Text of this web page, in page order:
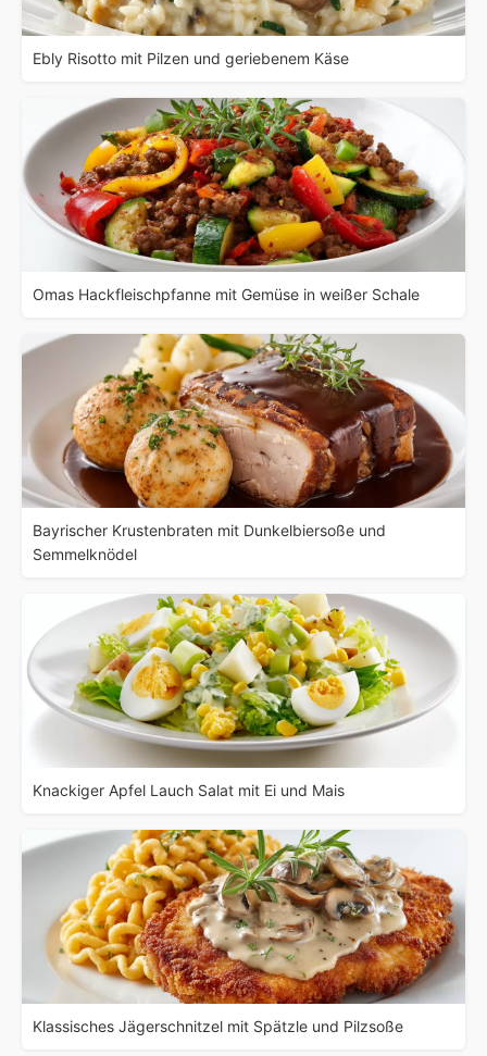
Ebly Risotto mit Pilzen und geriebenem Käse
Omas Hackfleischpfanne mit Gemüse in weißer Schale
Bayrischer Krustenbraten mit Dunkelbiersoße und
Semmelknödel
Knackiger Apfel Lauch Salat mit Ei und Mais
Klassisches Jägerschnitzel mit Spätzle und Pilzsoße